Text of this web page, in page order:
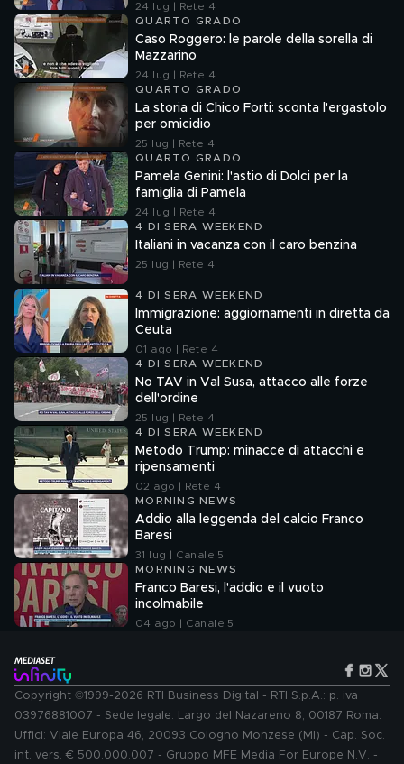
24 lug | Rete 4
QUARTO GRADO
Caso Roggero: le parole della sorella di
Mazzarino
24 lug | Rete 4
QUARTO GRADO
La storia di Chico Forti: sconta l'ergastolo
per omicidio
25 lug | Rete 4
QUARTO GRADO
Pamela Genini: l'astio di Dolci per la
famiglia di Pamela
24 lug | Rete 4
4 DI SERA WEEKEND
Italiani in vacanza con il caro benzina
25 lug | Rete 4
4 DI SERA WEEKEND
Immigrazione: aggiornamenti in diretta da
Ceuta
01 ago | Rete 4
4 DI SERA WEEKEND
No TAV in Val Susa, attacco alle forze
dell'ordine
25 lug | Rete 4
4 DI SERA WEEKEND
Metodo Trump: minacce di attacchi e
ripensamenti
02 ago | Rete 4
MORNING NEWS
Addio alla leggenda del calcio Franco
Baresi
31 lug | Canale 5
MORNING NEWS
Franco Baresi, l'addio e il vuoto
incolmabile
04 ago | Canale 5
Copyright ©1999-2026 RTI Business Digital - RTI S.p.A.: p. iva
03976881007 - Sede legale: Largo del Nazareno 8, 00187 Roma.
Uffici: Viale Europa 46, 20093 Cologno Monzese (MI) - Cap. Soc.
int. vers. € 500.000.007 - Gruppo MFE Media For Europe N.V. -